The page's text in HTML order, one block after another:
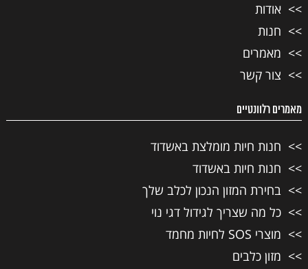
אודות
חנות
מאמרים
צור קשר
מאמרים רלוונטיים
חנות חיות מומלצת באשדוד
חנות חיות באשדוד
בחירת המזון הנכון לכלב שלך
כל מה שצריך לגידול דגי נוי
מוצרי SOS לחיות מחמד
מזון כלבים